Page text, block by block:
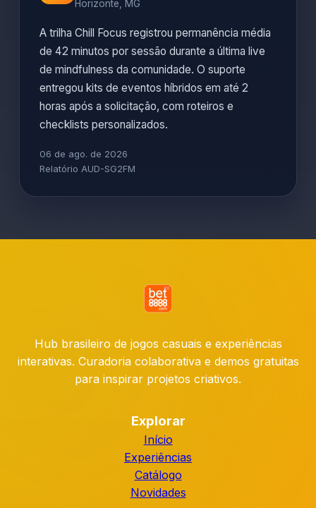
Horizonte, MG
A trilha Chill Focus registrou permanência média
de 42 minutos por sessão durante a última live
de mindfulness da comunidade. O suporte
entregou kits de eventos híbridos em até 2
horas após a solicitação, com roteiros e
checklists personalizados.
06 de ago. de 2026
Relatório AUD-SG2FM
Hub brasileiro de jogos casuais e experiências
interativas. Curadoria colaborativa e demos gratuitas
para inspirar projetos criativos.
Explorar
Início
Experiências
Catálogo
Novidades